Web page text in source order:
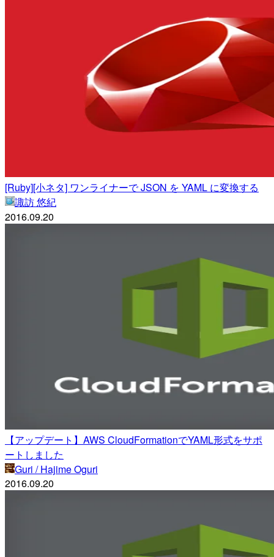
[Ruby][小ネタ] ワンライナーで JSON を YAML に変換する
諏訪 悠紀
2016.09.20
【アップデート】AWS CloudFormationでYAML形式をサポ
ートしました
Guri / Hajime Oguri
2016.09.20